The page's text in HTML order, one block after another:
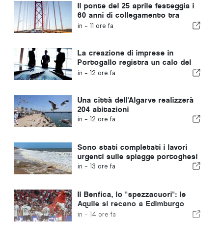
Il ponte del 25 aprile festeggia i
60 anni di collegamento tra
Lisbona e Almada
in - 11 ore fa
La creazione di imprese in
Portogallo registra un calo del
4,2%
in - 12 ore fa
Una città dell'Algarve realizzerà
204 abitazioni
in - 12 ore fa
Sono stati completati i lavori
urgenti sulle spiagge portoghesi
in - 13 ore fa
Il Benfica, lo "spezzacuori": le
Aquile si recano a Edimburgo
con un piede già nella fase
in - 14 ore fa